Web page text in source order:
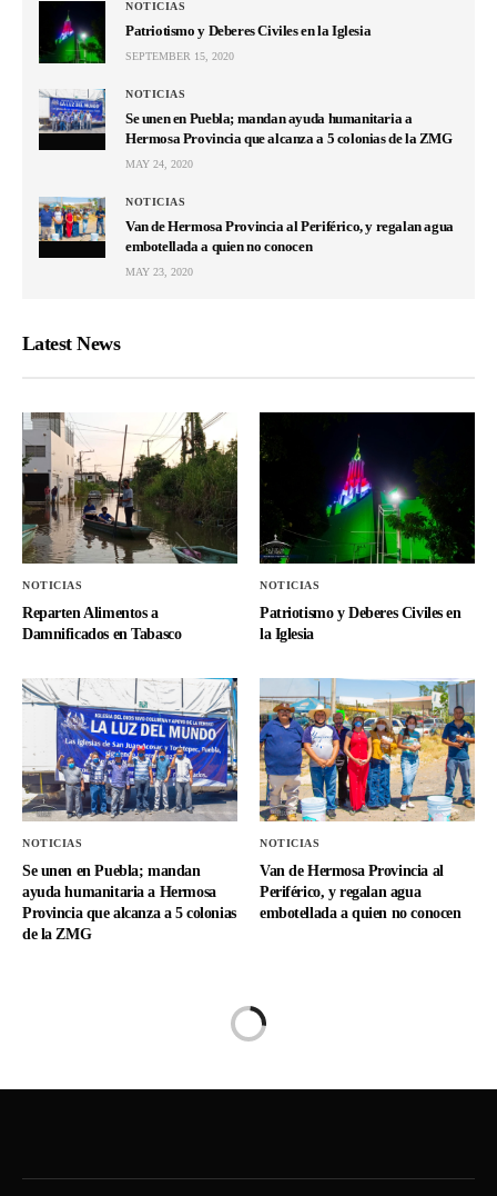
NOTICIAS
Patriotismo y Deberes Civiles en la Iglesia
SEPTEMBER 15, 2020
NOTICIAS
Se unen en Puebla; mandan ayuda humanitaria a
Hermosa Provincia que alcanza a 5 colonias de la ZMG
MAY 24, 2020
NOTICIAS
Van de Hermosa Provincia al Periférico, y regalan agua
embotellada a quien no conocen
MAY 23, 2020
Latest News
NOTICIAS
Reparten Alimentos a
Damnificados en Tabasco
NOTICIAS
Patriotismo y Deberes Civiles en
la Iglesia
NOTICIAS
Se unen en Puebla; mandan
ayuda humanitaria a Hermosa
Provincia que alcanza a 5 colonias
de la ZMG
NOTICIAS
Van de Hermosa Provincia al
Periférico, y regalan agua
embotellada a quien no conocen